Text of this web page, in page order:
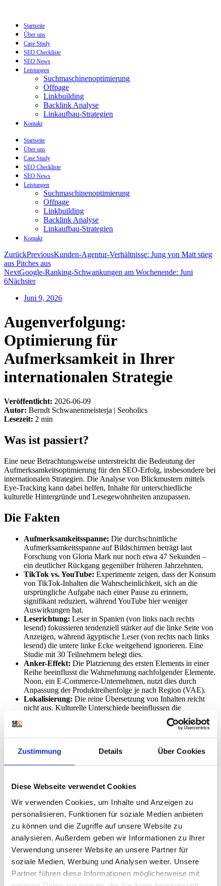
Zustimmung Details Über Cookies
Diese Webseite verwendet Cookies
Wir verwenden Cookies, um Inhalte und Anzeigen zu
personalisieren, Funktionen für soziale Medien anbieten
zu können und die Zugriffe auf unsere Website zu
analysieren. Außerdem geben wir Informationen zu Ihrer
Verwendung unserer Website an unsere Partner für
soziale Medien, Werbung und Analysen weiter. Unsere
Partner führen diese Informationen möglicherweise mit
wechselnStartseite
Über uns
Case Study
SEO Checkliste
SEO News
Leistungen
Suchmaschinenoptimierung
Offpage
Linkbuilding
Backlink Analyse
Linkaufbau-Strategien
Kontakt
Startseite
Über uns
Case Study
SEO Checkliste
SEO News
Leistungen
Suchmaschinenoptimierung
Offpage
Linkbuilding
Backlink Analyse
Linkaufbau-Strategien
Kontakt
ZurückPreviousKunden-Agentur-Verhältnisse: Jung von Matt stieg
aus Pitches aus
NextGoogle-Ranking-Schwankungen am Wochenende: Juni
6Nächster
Juni 9, 2026
Augenverfolgung:
Optimierung für
Aufmerksamkeit in Ihrer
internationalen Strategie
Veröffentlicht: 2026-06-09
Autor: Berndt Schwanenmeisterja | Seoholics
Lesezeit: 2 min
Was ist passiert?
Eine neue Betrachtungsweise unterstreicht die Bedeutung der
Aufmerksamkeitsoptimierung für den SEO-Erfolg, insbesondere bei
internationalen Strategien. Die Analyse von Blickmustern mittels
Eye-Tracking kann dabei helfen, Inhalte für unterschiedliche
kulturelle Hintergründe und Lesegewohnheiten anzupassen.
Die Fakten
Aufmerksamkeitsspanne: Die durchschnittliche
Aufmerksamkeitsspanne auf Bildschirmen beträgt laut
Forschung von Gloria Mark nur noch etwa 47 Sekunden –
ein deutlicher Rückgang gegenüber früheren Jahrzehnten.
TikTok vs. YouTube: Experimente zeigen, dass der Konsum
von TikTok-Inhalten die Wahrscheinlichkeit, sich an die
ursprüngliche Aufgabe nach einer Pause zu erinnern,
signifikant reduziert, während YouTube hier weniger
Auswirkungen hat.
Leserichtung: Leser in Spanien (von links nach rechts
lesend) fokussieren tendenziell stärker auf die linke Seite von
Anzeigen, während ägyptische Leser (von rechts nach links
lesend) die untere linke Ecke weitgehend ignorieren. Eine
Studie mit 30 Teilnehmern belegt dies.
Anker-Effekt: Die Platzierung des ersten Elements in einer
Reihe beeinflusst die Wahrnehmung nachfolgender Elemente.
Noon, ein E-Commerce-Unternehmen, nutzt dies durch
Anpassung der Produktreihenfolge je nach Region (VAE).
Lokalisierung: Die reine Übersetzung von Inhalten reicht
nicht aus. Kulturelle Unterschiede beeinflussen die
Aufmerksamkeitsmuster und somit die Effektivität der
Was bedeutet das für Dich?
Eye-Tracking-Analysen:Investiere in Eye-Tracking-
Zielmärkten deine Inhalte visuell wahrnehmen.
sondern auch das Layout deiner Websites und Anzeigen an
die Lesegewohnheiten der jeweiligen Kultur an.
Elementplatzierung:
Elemente (Logos, Call-to-Actions) und berücksichtige dabei
die typischen Blickmuster der Zielgruppe. Vermeide die
„Dead Zone“ (rechte untere Ecke) bei westlichen Lesern.
Anker-Effekt nutzen:
Wahrnehmung deiner Produkte oder Angebote positiv zu
beeinflussen.
Short-Form Content überdenken:Sei vorsichtig bei der